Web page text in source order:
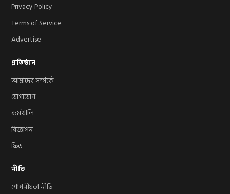
Privacy Policy
Terms of Service
Advertise
প্রতিষ্ঠান
আমাদের সম্পর্কে
যোগাযোগ
কর্মখালি
বিজ্ঞাপন
ফিড
নীতি
গোপনীয়তা নীতি